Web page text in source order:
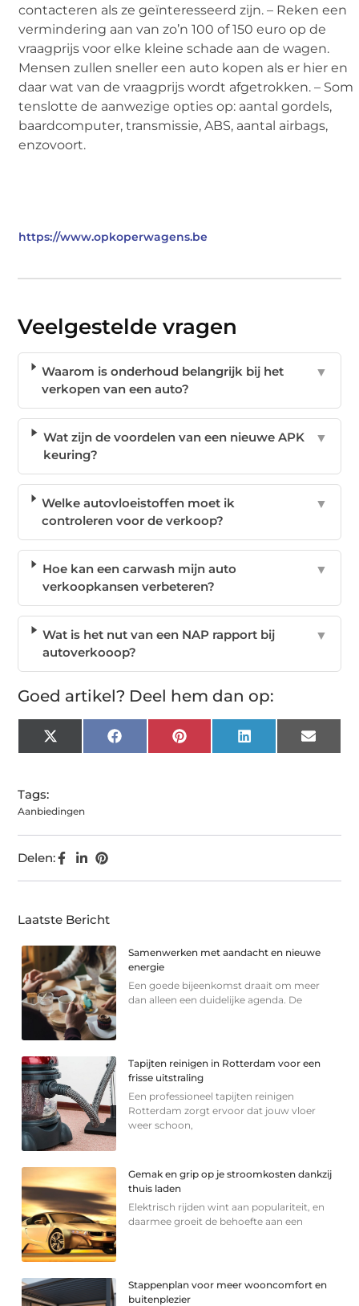
contacteren als ze geïnteresseerd zijn. – Reken een
vermindering aan van zo’n 100 of 150 euro op de
vraagprijs voor elke kleine schade aan de wagen.
Mensen zullen sneller een auto kopen als er hier en
daar wat van de vraagprijs wordt afgetrokken. – Som
tenslotte de aanwezige opties op: aantal gordels,
baardcomputer, transmissie, ABS, aantal airbags,
enzovoort.
https://www.opkoperwagens.be
Veelgestelde vragen
Waarom is onderhoud belangrijk bij het
verkopen van een auto?
▼
Wat zijn de voordelen van een nieuwe APK
keuring?
▼
Welke autovloeistoffen moet ik
controleren voor de verkoop?
▼
Hoe kan een carwash mijn auto
verkoopkansen verbeteren?
▼
Wat is het nut van een NAP rapport bij
autoverkooop?
▼
Goed artikel? Deel hem dan op:
X
(Twitter)
FacebookPinterest LinkedIn Email
Tags:
Aanbiedingen
Delen:
Laatste Bericht
Samenwerken met aandacht en nieuwe
energie
Een goede bijeenkomst draait om meer
dan alleen een duidelijke agenda. De
Tapijten reinigen in Rotterdam voor een
frisse uitstraling
Een professioneel tapijten reinigen
Rotterdam zorgt ervoor dat jouw vloer
weer schoon,
Gemak en grip op je stroomkosten dankzij
thuis laden
Elektrisch rijden wint aan populariteit, en
daarmee groeit de behoefte aan een
Stappenplan voor meer wooncomfort en
buitenplezier